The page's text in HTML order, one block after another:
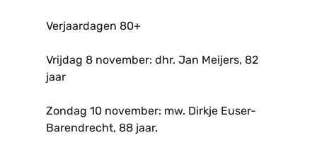
Verjaardagen 80+
Vrijdag 8 november: dhr. Jan Meijers, 82
jaar
Zondag 10 november: mw. Dirkje Euser-
Barendrecht, 88 jaar.